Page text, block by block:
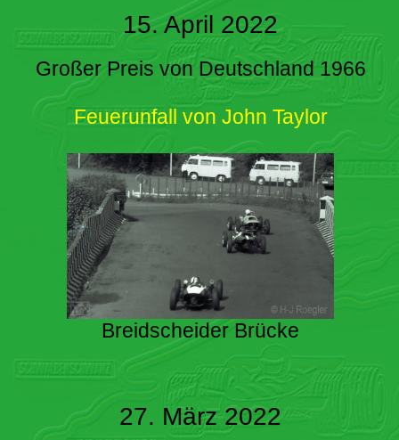
15. April 2022
Großer Preis von Deutschland 1966
Feuerunfall von John Taylor
Breidscheider Brücke
27. März 2022